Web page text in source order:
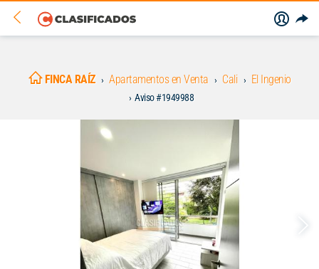
FINCA RAÍZ Apartamentos en Venta Cali El Ingenio
Aviso #1949988